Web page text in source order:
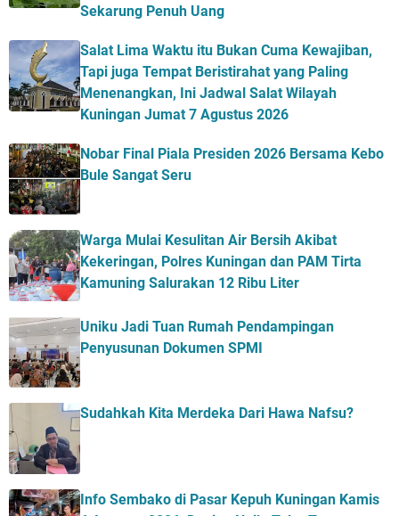
Sekarung Penuh Uang
Salat Lima Waktu itu Bukan Cuma Kewajiban,
Tapi juga Tempat Beristirahat yang Paling
Menenangkan, Ini Jadwal Salat Wilayah
Kuningan Jumat 7 Agustus 2026
Nobar Final Piala Presiden 2026 Bersama Kebo
Bule Sangat Seru
Warga Mulai Kesulitan Air Bersih Akibat
Kekeringan, Polres Kuningan dan PAM Tirta
Kamuning Salurakan 12 Ribu Liter
Uniku Jadi Tuan Rumah Pendampingan
Penyusunan Dokumen SPMI
Sudahkah Kita Merdeka Dari Hawa Nafsu?
Info Sembako di Pasar Kepuh Kuningan Kamis